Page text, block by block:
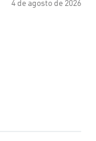
4 de agosto de 2026